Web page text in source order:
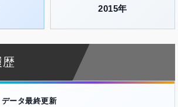
2015年
歴
データ最終更新